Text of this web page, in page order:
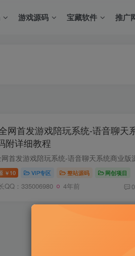
游戏源码 宝藏软件 推广
网首发游戏陪玩系统-语音聊天
附详细教程
￥ 10 VIP专区 整站源码 网创项目
QQ：335006980 4年前 0